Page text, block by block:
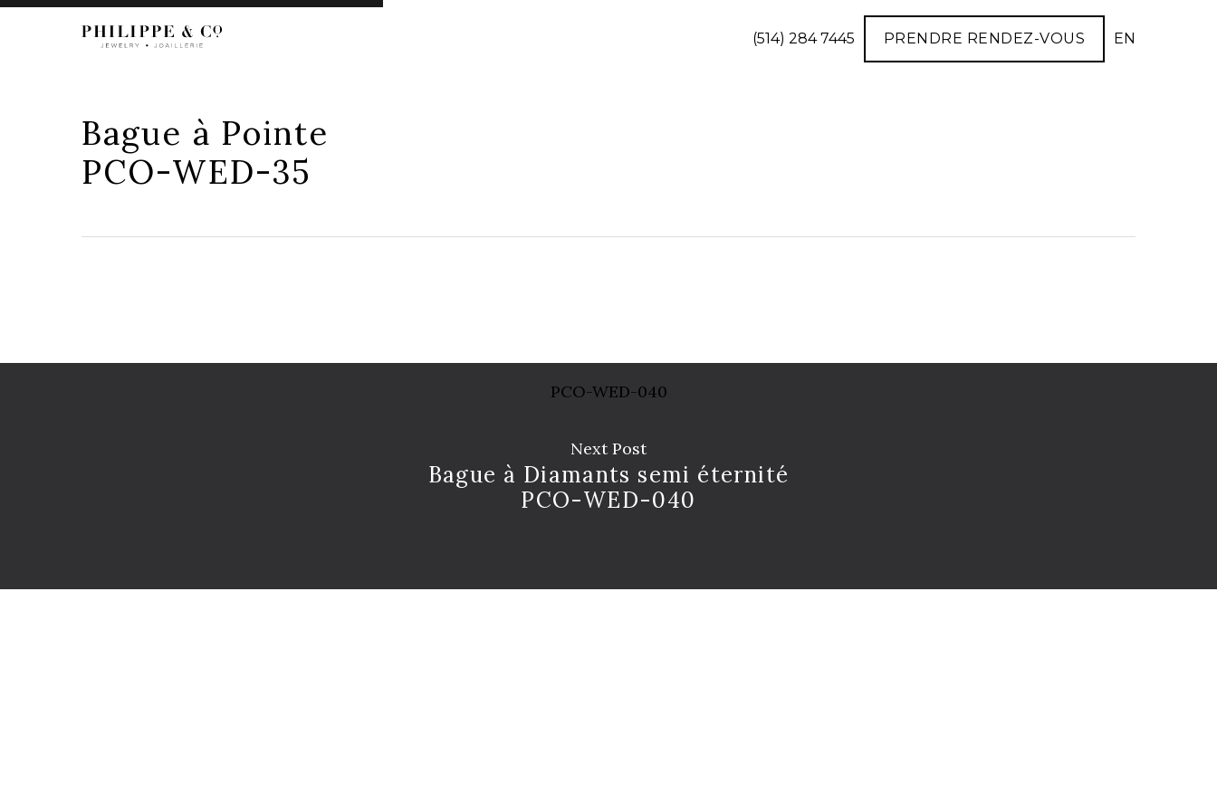
(514) 284 7445 PRENDRE RENDEZ-VOUS EN
Bague à Pointe
PCO-WED-35
Next Post
Bague à Diamants semi éternité
PCO-WED-040
PCO-WED-040